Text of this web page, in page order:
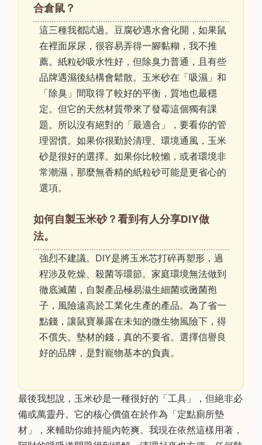
合倉鼠？
這三種我都試過。豆腐砂遇水會化開，如果鼠
在裡面尿尿，很容易弄得一腳黏糊，我不推
薦。紙粒砂吸水性好，但除臭力普通，且有些
品牌遇濕後結構會鬆散。玉米砂在「吸濕」和
「除臭」間取得了較好的平衡，質地也最穩
定。但它的天然材質帶來了發霉這個獨有課
題。所以沒有絕對的「最適合」，要看你的管
理習慣。如果你很勤於清理、環境通風，玉米
砂是很好的選擇。如果你比較懶，或者環境非
常潮濕，那麼無香精的紙粒砂可能是更省心的
選項。
如何自製玉米砂？看到有人分享DIY做
法。
強烈不建議。DIY是將玉米芯打碎再塑形，過
程涉及乾燥、殺菌等環節。家庭環境無法做到
徹底滅菌，自製產品極易滋生細菌或黴菌孢
子，風險遠高於工業化生產的產品。為了省一
點錢，讓鼠寶暴露在未知的微生物風險下，得
不償失。墊材的錢，真的不要省。選擇信譽良
好的品牌，是對寵物基本的負責。
最後我想說，玉米砂是一種很好的「工具」，但絕非必
備或萬靈丹。它的核心價值在於作為「定點廁所墊
材」，來輔助你維持籠內乾爽。我現在依然這樣用著，